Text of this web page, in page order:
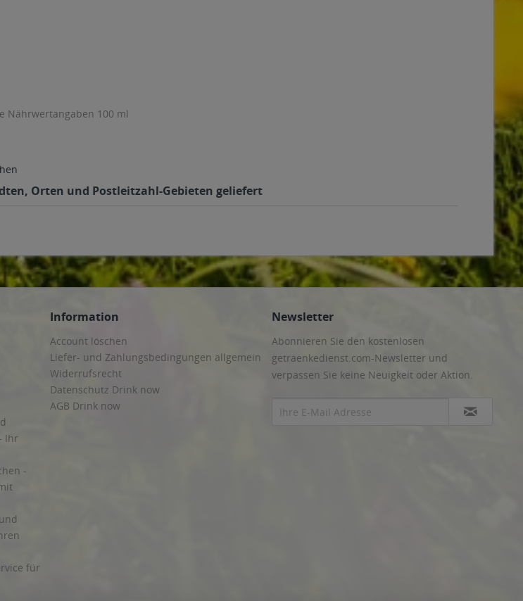
Nährwertangaben 100 ml
Orten und Postleitzahl-Gebieten geliefert
Ihr
-
für
Information
Account löschen
Liefer- und Zahlungsbedingungen allgemein
Widerrufsrecht
Datenschutz Drink now
AGB Drink now
Newsletter
Abonnieren Sie den kostenlosen
getraenkedienst.com-Newsletter und
verpassen Sie keine Neuigkeit oder Aktion.